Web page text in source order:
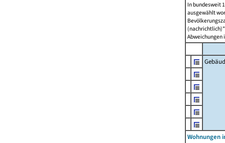
In bundesweit
ausgewählt
Abweichungen
Wohnungen